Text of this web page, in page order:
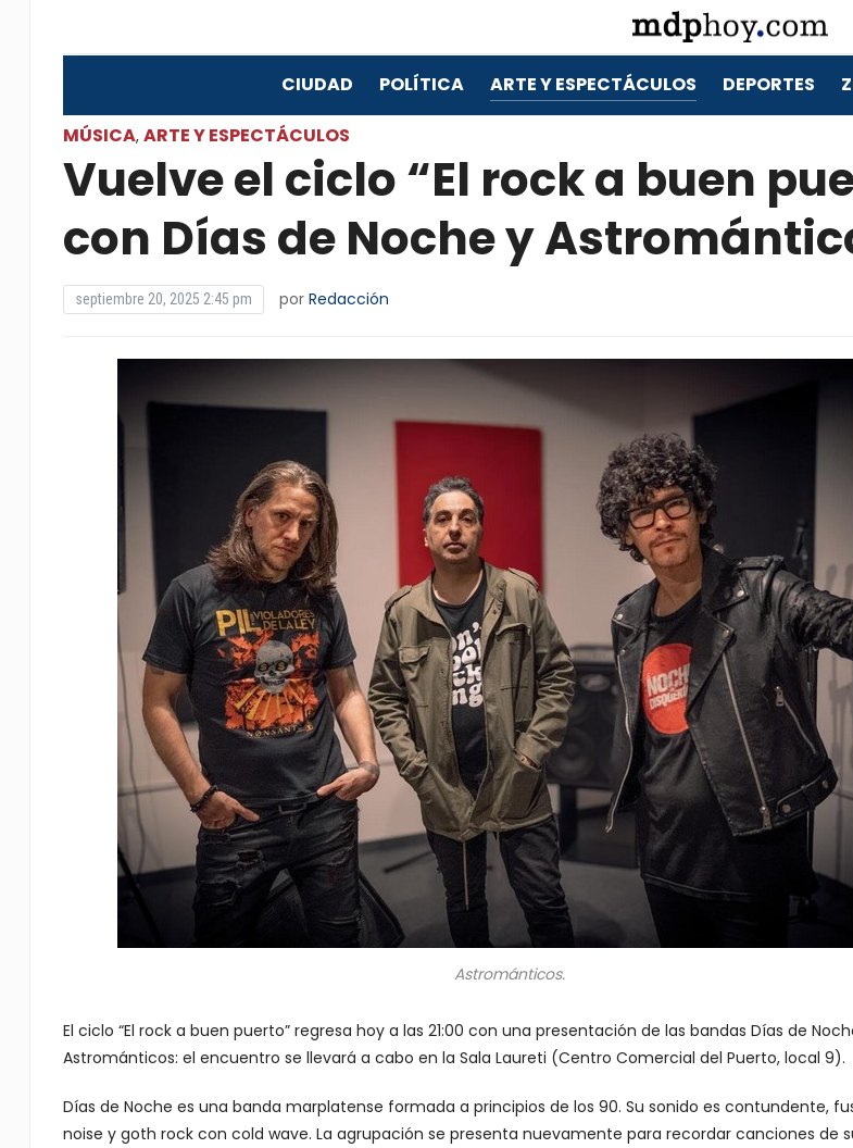
CIUDAD POLÍTICA ARTE Y ESPECTÁCULOS DEPORTES
MÚSICA, ARTE Y ESPECTÁCULOS
Vuelve el ciclo “El rock a buen
con Días de Noche y
septiembre 20, 2025 2:45 pm por Redacción
Astrománticos.
El ciclo “El rock a buen puerto” regresa hoy a las 21:00 con una presentación de las bandas Días de
Astrománticos: el encuentro se llevará a cabo en la Sala Laureti (Centro Comercial del Puerto, local 9).
Días de Noche es una banda marplatense formada a principios de los 90. Su sonido es contundente,
noise y goth rock con cold wave. La agrupación se presenta nuevamente para recordar canciones de